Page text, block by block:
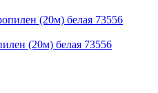
(20м) белая 73556